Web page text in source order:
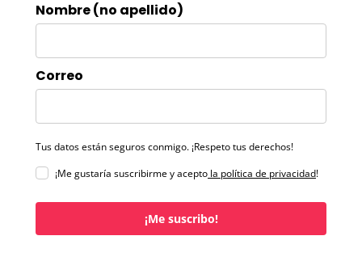
Nombre (no apellido)
Correo
Tus datos están seguros conmigo. ¡Respeto tus derechos!
¡Me gustaría suscribirme y acepto la política de privacidad!
¡Me suscribo!